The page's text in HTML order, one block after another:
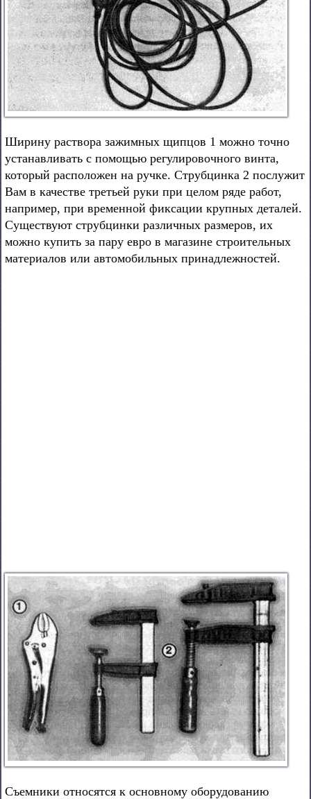
Ширину раствора зажимных щипцов 1 можно точно
устанавливать с помощью регулировочного винта,
который расположен на ручке. Струбцинка 2 послужит
Вам в качестве третьей руки при целом ряде работ,
например, при временной фиксации крупных деталей.
Существуют струбцинки различных размеров, их
можно купить за пару евро в магазине строительных
материалов или автомобильных принадлежностей.
Съемники относятся к основному оборудованию